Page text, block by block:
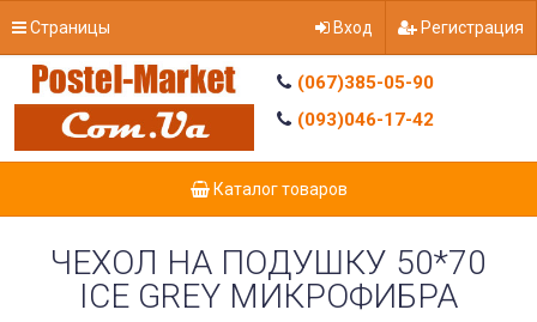
Страницы Вход Регистрация
(067)385-05-90
(093)046-17-42
Каталог товаров
ЧЕХОЛ НА ПОДУШКУ 50*70
ICE GREY МИКРОФИБРА